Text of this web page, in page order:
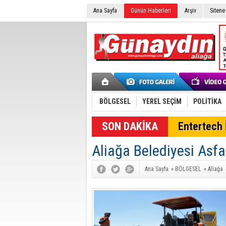
Ana Sayfa Günün Haberleri Arşiv
BÖLGESEL YEREL SEÇİM POLİTİKA
Entertech
Aliağa Belediyesi
Ana Sayfa » BÖLGESEL » Aliağa